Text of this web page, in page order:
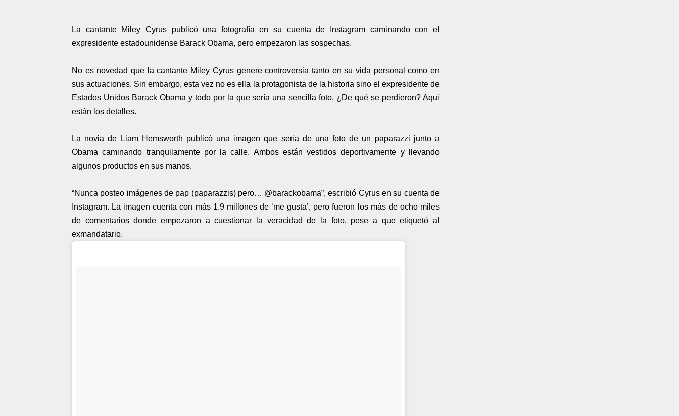
La cantante Miley Cyrus publicó una fotografía en su cuenta de Instagram caminando con el
expresidente estadounidense Barack Obama, pero empezaron las sospechas.
No es novedad que la cantante Miley Cyrus genere controversia tanto en su vida personal como en
sus actuaciones. Sin embargo, esta vez no es ella la protagonista de la historia sino el expresidente de
Estados Unidos Barack Obama y todo por la que sería una sencilla foto. ¿De qué se perdieron? Aquí
están los detalles.
La novia de Liam Hemsworth publicó una imagen que sería de una foto de un paparazzi junto a
Obama caminando tranquilamente por la calle. Ambos están vestidos deportivamente y llevando
algunos productos en sus manos.
“Nunca posteo imágenes de pap (paparazzis) pero… @barackobama”, escribió Cyrus en su cuenta de
Instagram. La imagen cuenta con más 1.9 millones de ‘me gusta’, pero fueron los más de ocho miles
de comentarios donde empezaron a cuestionar la veracidad de la foto, pese a que etiquetó al
exmandatario.